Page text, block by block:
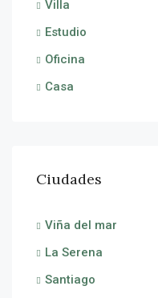
Villa
Estudio
Oficina
Casa
Ciudades
Viña del mar
La Serena
Santiago